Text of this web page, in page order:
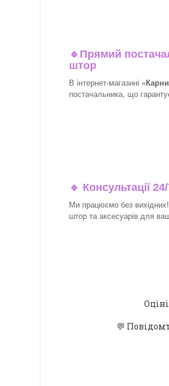
🔹 Прямий
штор
В інтернет-магазині «
постачальника, що
🔹 Консультації
Ми працюємо без вихідних!
штор та аксесуарів для
💬